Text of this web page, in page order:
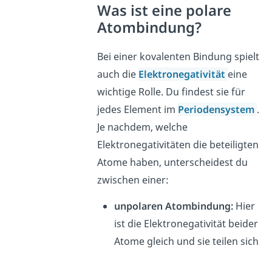
Was ist eine polare
Atombindung?
Bei einer kovalenten Bindung spielt
auch die Elektronegativität eine
wichtige Rolle. Du findest sie für
jedes Element im Periodensystem .
Je nachdem, welche
Elektronegativitäten die beteiligten
Atome haben, unterscheidest du
zwischen einer:
unpolaren Atombindung:Hier
ist die Elektronegativität beider
Atome gleich und sie teilen sich